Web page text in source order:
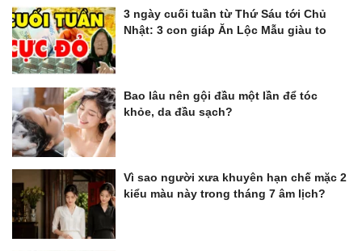
3 ngày cuối tuần từ Thứ Sáu tới Chủ
Nhật: 3 con giáp Ăn Lộc Mẫu giàu to
Bao lâu nên gội đầu một lần để tóc
khỏe, da đầu sạch?
Vì sao người xưa khuyên hạn chế mặc 2
kiểu màu này trong tháng 7 âm lịch?